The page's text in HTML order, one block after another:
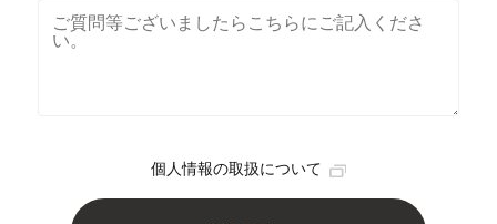
個人情報の取扱について